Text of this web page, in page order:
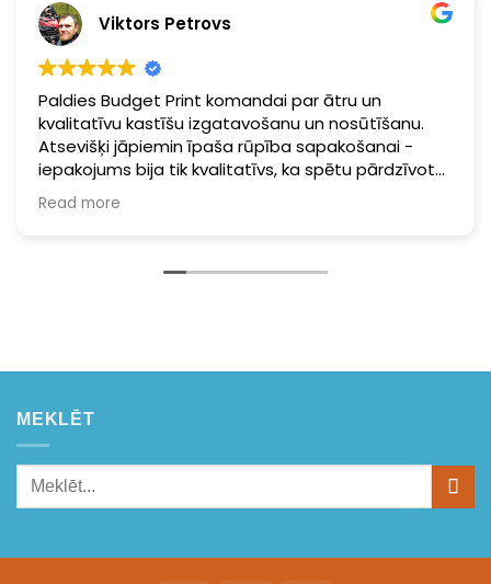
Viktors Petrovs
Paldies Budget Print komandai par ātru un
kvalitatīvu kastīšu izgatavošanu un nosūtīšanu.
Atsevišķi jāpiemin īpaša rūpība sapakošanai -
iepakojums bija tik kvalitatīvs, ka spētu pārdzīvot
pat taifūnu. Noteikti sūtīšu vēl viskaut ko.
Read more
MEKLĒT